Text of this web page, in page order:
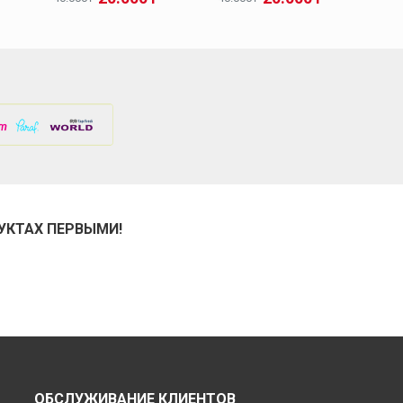
ПЕРВЫМИ!
ОБСЛУЖИВАНИЕ КЛИЕНТОВ